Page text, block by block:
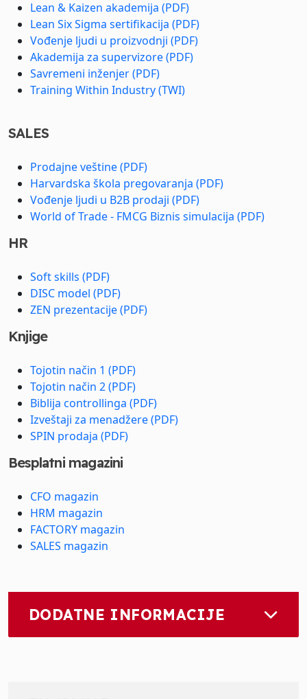
Lean & Kaizen akademija (PDF)
Lean Six Sigma sertifikacija (PDF)
Vođenje ljudi u proizvodnji (PDF)
Akademija za supervizore (PDF)
Savremeni inženjer (PDF)
Training Within Industry (TWI)
SALES
Prodajne veštine (PDF)
Harvardska škola pregovaranja (PDF)
Vođenje ljudi u B2B prodaji (PDF)
World of Trade - FMCG Biznis simulacija (PDF)
HR
Soft skills (PDF)
DISC model (PDF)
ZEN prezentacije (PDF)
Knjige
Tojotin način 1 (PDF)
Tojotin način 2 (PDF)
Biblija controllinga (PDF)
Izveštaji za menadžere (PDF)
SPIN prodaja (PDF)
Besplatni magazini
CFO magazin
HRM magazin
FACTORY magazin
SALES magazin
DODATNE INFORMACIJE